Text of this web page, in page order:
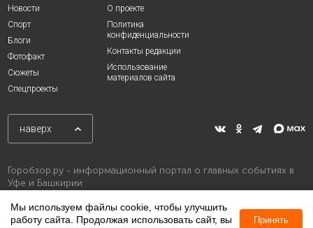
Новости
Спорт
Блоги
Фотофакт
Сюжеты
Спецпроекты
О проекте
Политика
конфиденциальности
Контакты редакции
Использование
материалов сайта
наверх
Горобзор.ру - информационный портал о главных событиях в
Уфе и Башкирии
Мы используем файлы cookie, чтобы улучшить
работу сайта. Продолжая использовать сайт, вы
Принять